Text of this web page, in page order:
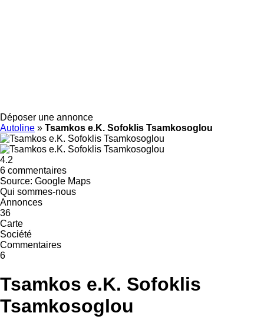
Déposer une annonce
Autoline » Tsamkos e.K. Sofoklis Tsamkosoglou
4.2
6 commentaires
Source: Google Maps
Qui sommes-nous
Annonces
36
Carte
Société
Commentaires
6
Tsamkos e.K. Sofoklis
Tsamkosoglou